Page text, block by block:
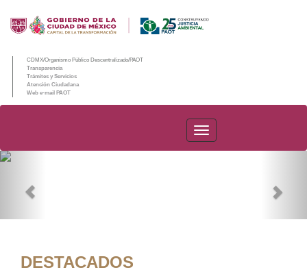
CDMX/Organismo Público Descentralizado/PAOT
Transparencia
Trámites y Servicios
Atención Ciudadana
Web e-mail PAOT
PAOT
DESTACADOS